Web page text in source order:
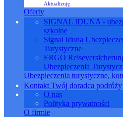
Aktualizuję
Oferty
SIGNAL IDUNA -
szkolne
Signal Iduna
Turystyczne
ERGO
Ubezpieczenia
Ubezpieczenia turystyczne,
Kontakt Twój doradca podróży
O nas
Polityka prywatności
O firmie